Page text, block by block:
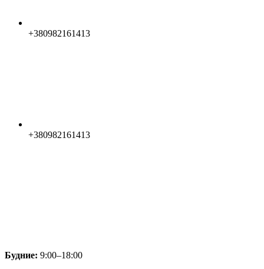
+380982161413
+380982161413
Будние: 9:00–18:00